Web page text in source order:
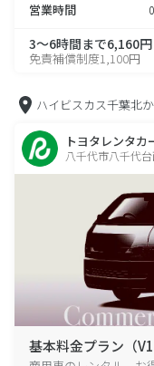
営業時間
3～6時間まで6,160円
免責補償制度1,100円
ハイビスカス千葉北
トヨタレンタカ
八千代市八千代
基本料金プラン（V1